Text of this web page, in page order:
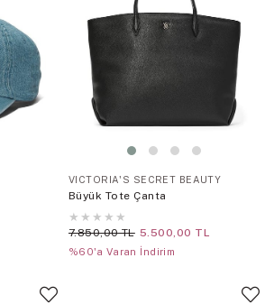
VICTORIA'S SECRET BEAUTY
Büyük Tote Çanta
★ ★ ★ ★ ★
7.850,00 TL 5.500,00 TL
%60'a Varan İndirim